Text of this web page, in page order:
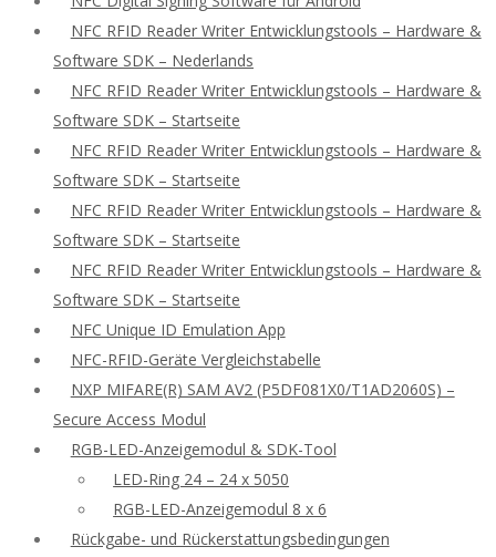
NFC RFID Reader Writer Entwicklungstools – Hardware &
Software SDK – Nederlands
NFC RFID Reader Writer Entwicklungstools – Hardware &
Software SDK – Startseite
NFC RFID Reader Writer Entwicklungstools – Hardware &
Software SDK – Startseite
NFC RFID Reader Writer Entwicklungstools – Hardware &
Software SDK – Startseite
NFC RFID Reader Writer Entwicklungstools – Hardware &
Software SDK – Startseite
NFC Unique ID Emulation App
NFC-RFID-Geräte Vergleichstabelle
NXP MIFARE(R) SAM AV2 (P5DF081X0/T1AD2060S) –
Secure Access Modul
RGB-LED-Anzeigemodul & SDK-Tool
LED-Ring 24 – 24 x 5050
RGB-LED-Anzeigemodul 8 x 6
Rückgabe- und Rückerstattungsbedingungen